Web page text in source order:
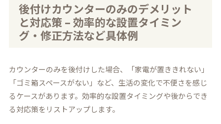
後付けカウンターのみのデメリット
と対応策 – 効率的な設置タイミン
グ・修正方法など具体例
カウンターのみを後付けした場合、「家電が置ききれない」
「ゴミ箱スペースがない」など、生活の変化で不便さを感じ
るケースがあります。効率的な設置タイミングや後からでき
る対応策をリストアップします。